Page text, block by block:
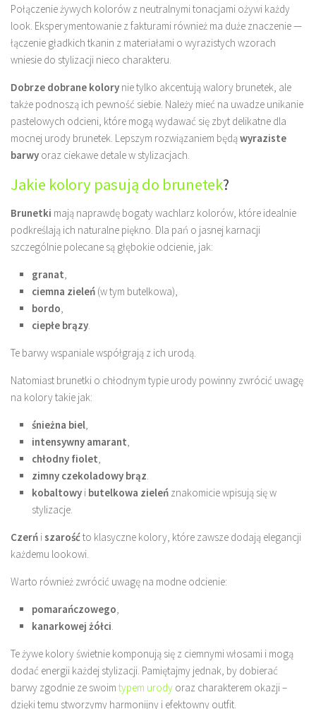
Połączenie żywych kolorów z neutralnymi tonacjami ożywi każdy
look. Eksperymentowanie z fakturami również ma duże znaczenie —
łączenie gładkich tkanin z materiałami o wyrazistych wzorach
wniesie do stylizacji nieco charakteru.
Dobrze dobrane kolory nie tylko akcentują walory brunetek, ale
także podnoszą ich pewność siebie. Należy mieć na uwadze unikanie
pastelowych odcieni, które mogą wydawać się zbyt delikatne dla
mocnej urody brunetek. Lepszym rozwiązaniem będąwyraziste
barwy oraz ciekawe detale w stylizacjach.
Jakie kolory pasują do brunetek?
Brunetki mają naprawdę bogaty wachlarz kolorów, które idealnie
podkreślają ich naturalne piękno. Dla pań o jasnej karnacji
szczególnie polecane są głębokie odcienie, jak:
granat,
ciemna zieleń (w tym butelkowa),
bordo,
ciepłe brązy.
Te barwy wspaniale współgrają z ich urodą.
Natomiast brunetki o chłodnym typie urody powinny zwrócić uwagę
na kolory takie jak:
śnieżna biel,
intensywny amarant,
chłodny fiolet,
zimny czekoladowy brąz.
kobaltowy i butelkowa zieleń znakomicie wpisują się w
stylizacje.
Czerń iszarośćto klasyczne kolory, które zawsze dodają elegancji
każdemu lookowi.
Warto również zwrócić uwagę na modne odcienie:
pomarańczowego,
kanarkowej żółci.
Te żywe kolory świetnie komponują się z ciemnymi włosami i mogą
dodać energii każdej stylizacji. Pamiętajmy jednak, by dobierać
barwy zgodnie ze swoim typem urody oraz charakterem okazji –
dzięki temu stworzymy harmonijny i efektowny outfit.